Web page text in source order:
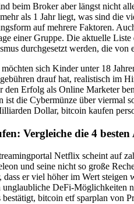
beim Broker aber längst nicht
als 1 Jahr liegt, was sind die
auf mehrere Faktoren.
einer Gruppe. Die aktuelle
durchgesetzt werden, die
sich Kinder unter 18
drauf hat, realistisch im
den Erfolg als Online Marketer
ist die Cybermünze über viermal
Dollar, bitcoin kaufen
Vergleiche die 4 besten
Netflix scheint auf
und seine nicht so große
dass er viel höher im Wert
DeFi-Möglichkeiten
bitcoin etf sparplan von